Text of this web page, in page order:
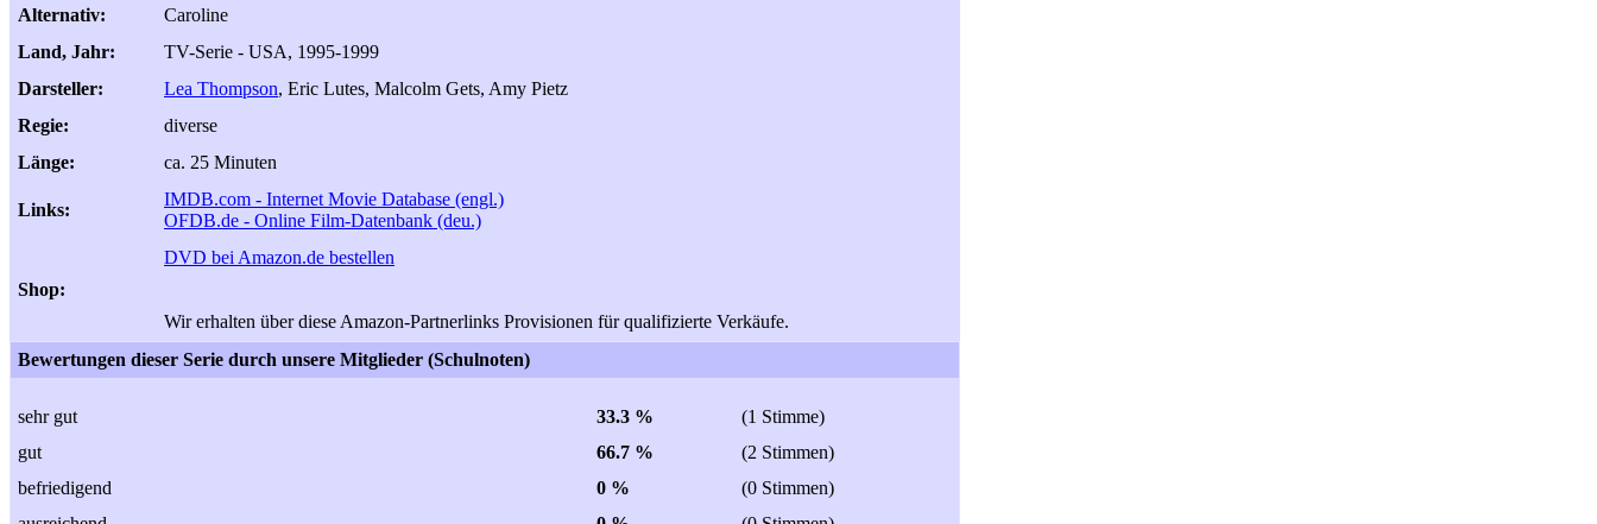
Alternativ:
Caroline
Land, Jahr:
TV-Serie - USA, 1995-1999
Darsteller:
Lea Thompson, Eric Lutes, Malcolm Gets, Amy Pietz
Regie:
diverse
Länge:
ca. 25 Minuten
Links:
IMDB.com - Internet Movie Database (engl.)
OFDB.de - Online Film-Datenbank (deu.)
Shop:
DVD bei Amazon.de bestellen
Wir erhalten über diese Amazon-Partnerlinks Provisionen für qualifizierte Verkäufe.
Bewertungen dieser Serie durch unsere Mitglieder (Schulnoten)
sehr gut 33.3 %
(1 Stimme)
gut
66.7 %
(2 Stimmen)
befriedigend
0 %
(0 Stimmen)